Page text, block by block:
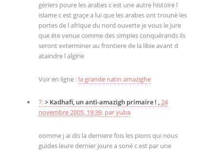
gèriers poure les arabes c est une autre histoire l
islame c est graçe a lui que les arabes ont trounè les
portes de l afrique du nord ouverte je vous le jure
que éte venue comme des simples conquérands ils
seront exterminer au frontiere de la libie avant d
ataindre l algirie
Voir en ligne : la grande natin amazighe
7.> Kadhafi, un anti-amazigh primaire ! ,24
novembre 2005, 19:39, paryuba
oomme j ai dis la derniere fois les pions qui nous
guides leure dernier joure a soné c est par une